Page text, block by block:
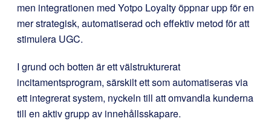
men integrationen med Yotpo Loyalty öppnar upp för en
mer strategisk, automatiserad och effektiv metod för att
stimulera UGC.
I grund och botten är ett välstrukturerat
incitamentsprogram, särskilt ett som automatiseras via
ett integrerat system, nyckeln till att omvandla kunderna
till en aktiv grupp av innehållsskapare.